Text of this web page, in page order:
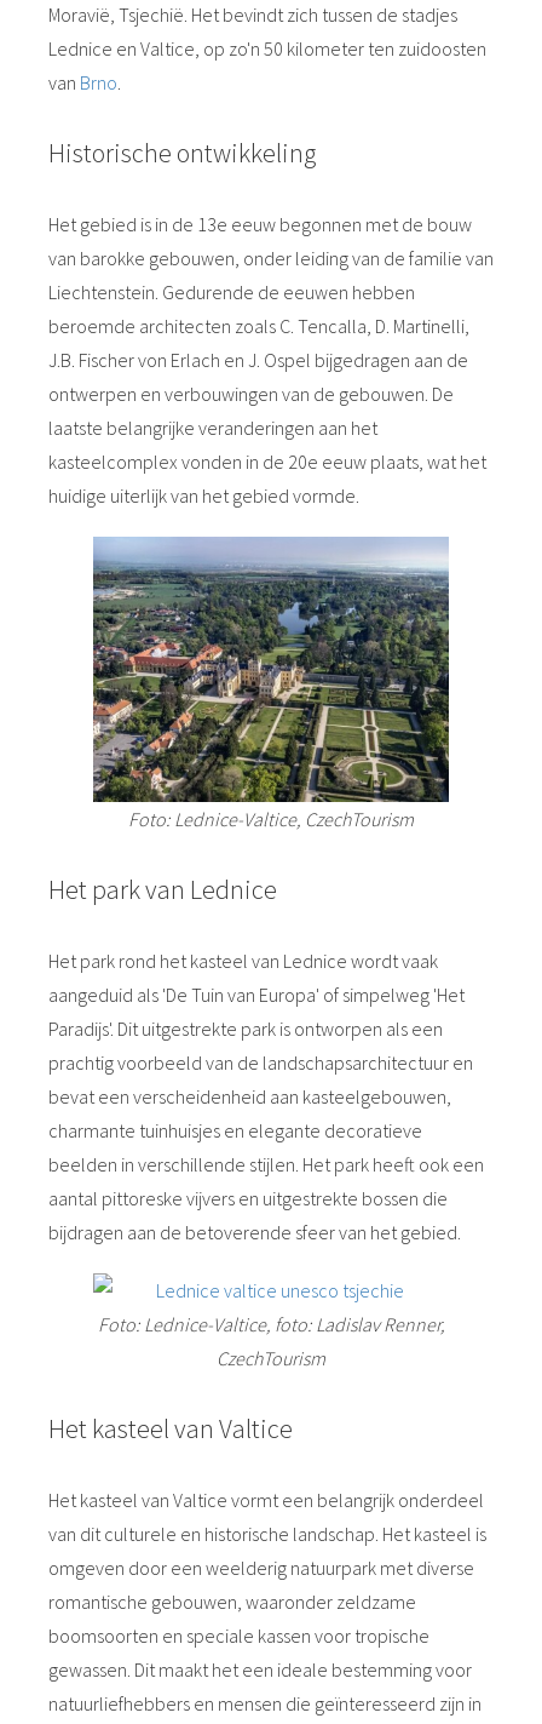
Moravië, Tsjechië. Het bevindt zich tussen de stadjes
Lednice en Valtice, op zo'n 50 kilometer ten zuidoosten
van Brno
Historische ontwikkeling
Het gebied is in de 13e eeuw begonnen met de bouw
van barokke gebouwen, onder leiding van de familie van
Liechtenstein. Gedurende de eeuwen hebben
beroemde architecten zoals C. Tencalla, D. Martinelli,
J.B. Fischer von Erlach en J. Ospel bijgedragen aan de
ontwerpen en verbouwingen van de gebouwen. De
laatste belangrijke veranderingen aan het
kasteelcomplex vonden in de 20e eeuw plaats, wat het
huidige uiterlijk van het gebied vormde.
Foto: Lednice-Valtice, CzechTourism
Het park van Lednice
Het park rond het kasteel van Lednice wordt vaak
aangeduid als 'De Tuin van Europa' of simpelweg 'Het
Paradijs'. Dit uitgestrekte park is ontworpen als een
prachtig voorbeeld van de landschapsarchitectuur en
bevat een verscheidenheid aan kasteelgebouwen,
charmante tuinhuisjes en elegante decoratieve
beelden in verschillende stijlen. Het park heeft ook een
aantal pittoreske vijvers en uitgestrekte bossen die
bijdragen aan de betoverende sfeer van het gebied.
Foto: Lednice-Valtice, foto: Ladislav Renner,
CzechTourism
Het kasteel van Valtice
Het kasteel van Valtice vormt een belangrijk onderdeel
van dit culturele en historische landschap. Het kasteel is
omgeven door een weelderig natuurpark met diverse
romantische gebouwen, waaronder zeldzame
boomsoorten en speciale kassen voor tropische
gewassen. Dit maakt het een ideale bestemming voor
natuurliefhebbers en mensen die geïnteresseerd zijn in